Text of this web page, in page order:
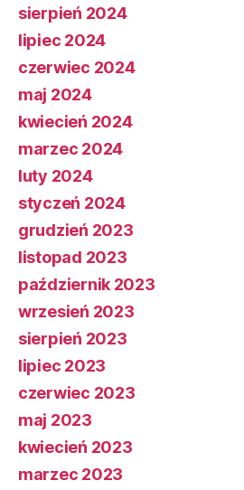
sierpień 2024
lipiec 2024
czerwiec 2024
maj 2024
kwiecień 2024
marzec 2024
luty 2024
styczeń 2024
grudzień 2023
listopad 2023
październik 2023
wrzesień 2023
sierpień 2023
lipiec 2023
czerwiec 2023
maj 2023
kwiecień 2023
marzec 2023